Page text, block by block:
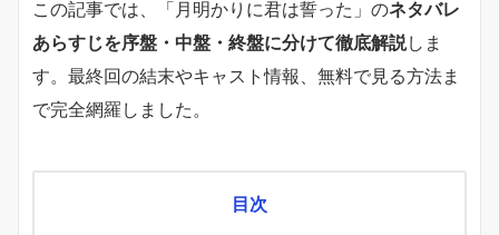
この記事では、「月明かりに君は誓った」のネタバレ
あらすじを序盤・中盤・終盤に分けて徹底解説しま
す。最終回の結末やキャスト情報、無料で見る方法ま
で完全網羅しました。
目次